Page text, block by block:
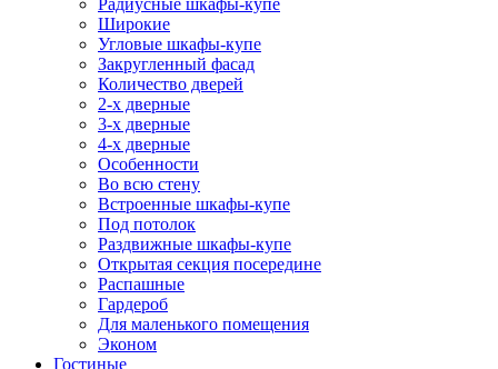
Радиусные шкафы-купе
Широкие
Угловые шкафы-купе
Закругленный фасад
Количество дверей
2-х дверные
3-х дверные
4-х дверные
Особенности
Во всю стену
Встроенные шкафы-купе
Под потолок
Раздвижные шкафы-купе
Открытая секция посередине
Распашные
Гардероб
Для маленького помещения
Эконом
Гостиные